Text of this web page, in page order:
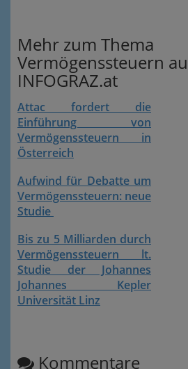
Mehr zum Thema
Vermögenssteuern
INFOGRAZ.at
Attac fordert die
Einführung von
Vermögenssteuern in
Österreich
Aufwind für Debatte um
Vermögenssteuern: neue
Studie
Bis zu 5 Milliarden durch
Vermögenssteuern lt.
Studie der Johannes
Johannes Kepler
Universität Linz
Kommentare